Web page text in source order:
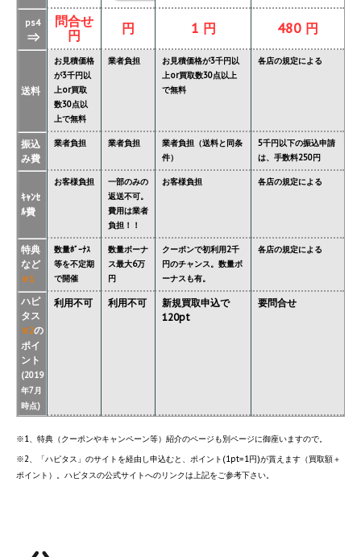
ps4
⇒
問合せ
円
円 1 円 480 円
送料
お見積価格
が3千円以
上or買取
数30点以
上で無料
業者負担
お見積価格が3千円以
上or買取数30点以上
で無料
各店の規定による
振込
み費
業者負担 業者負担
業者負担（送料と同条
件）
5千円以下の振込申請
は、手数料250円
ｷｬﾝｾ
ﾙ費
お客様負担
一部のみの
返送不可。
費用は業者
負担！！
お客様負担 各店の規定による
特典
など
※1
数量ﾎﾞｰﾅｽ
等を不定期
で開催
数量ボーナ
ス最大6万
円
クーポンで初利用2千
円のチャンス。数量ボ
ーナスも有。
各店の規定による
ハピ
タス
※2の
ポイ
ント
(2019
年7月
時点)
利用不可 利用不可
新規買取申込で
120pt
要問合せ
※1、特典（クーポンやキャンペーン等）紹介のページも別ページに御座いますので。
※2、「ハピタス」のサイトを経由し申込むと、ポイント(1pt=1円)が貰えます（買取額＋
ポイント）。ハピタスの公式サイトへのリンクは上記をご参考下さい。